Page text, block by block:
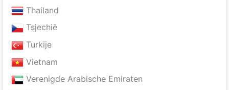
Thailand
Tsjechië
Turkije
Vietnam
Verenigde Arabische Emiraten